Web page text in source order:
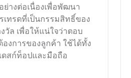
ย่างต่อเนื่องเพื่อพัฒนา
ทรดที่เป็นกรรมสิทธิ์ของ
วัล เพื่อให้แน่ใจว่าตอบ
งการของลูกค้า ใช้ได้ทั้ง
ดสก์ท็อปและมือถือ